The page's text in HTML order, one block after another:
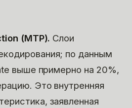
(MTP). Слои
по данным
выше примерно на 20%,
Это внутренняя
заявленная